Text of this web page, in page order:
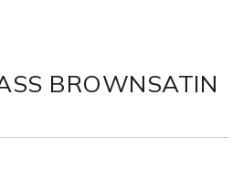
BROWNSATIN